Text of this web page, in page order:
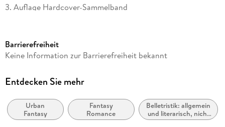
3. Auflage Hardcover-Sammelband
Altersempfehlung
Reihe
Autor/Autorin
Andreas Suchanek
Barrierefreiheit
Keine Information zur Barrierefreiheit bekannt
Entdecken Sie mehr
Urban
Fantasy
Fantasy
Romance
Belletristik: allgemein
und literarisch, nicht
nach Genre